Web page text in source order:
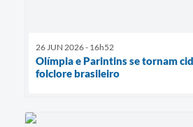
26 JUN 2026 - 16h52
Olímpia e Parintins se tornam
folclore brasileiro